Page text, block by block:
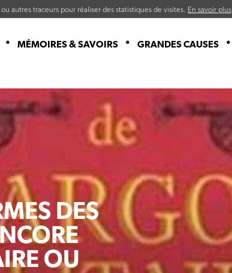
autres traceurs pour réaliser des statistiques de visites. En savoir plus
MÉMOIRES & SAVOIRS GRANDES CAUSES
DES
OU